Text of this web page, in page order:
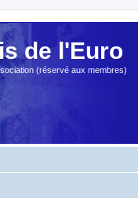
de l'Euro
(réservé aux membres)